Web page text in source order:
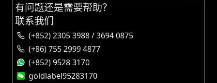
有问题还是需要帮助？
联系我们
(+852) 2305 3988 / 3694 0875
(+86) 755 2999 4877
(+852) 9528 3170
goldlabel95283170